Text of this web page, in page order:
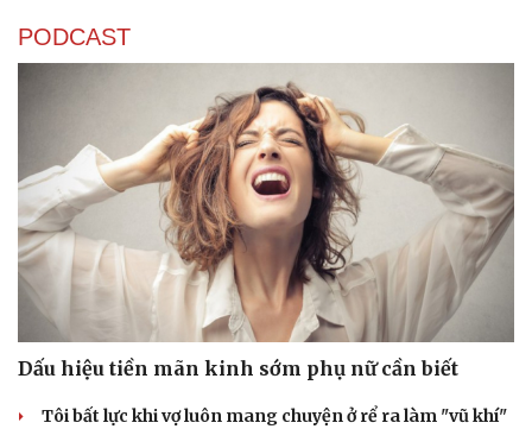
PODCAST
Dấu hiệu tiền mãn kinh sớm phụ nữ cần biết
Tôi bất lực khi vợ luôn mang chuyện ở rể ra làm "vũ khí"